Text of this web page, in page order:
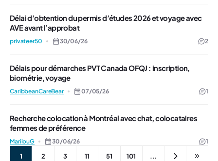
Délai d’obtention du permis d’études 2026 et voyage avec
AVE avant l’approbat
privateer50 30/06/26 2
Délais pour démarches PVT Canada OFQJ : inscription,
biométrie, voyage
CaribbeanCareBear 07/05/26 1
Recherche colocation à Montréal avec chat, colocataires
femmes de préférence
MarilouG 30/06/26 1
1 2 3 11 51 101 ...